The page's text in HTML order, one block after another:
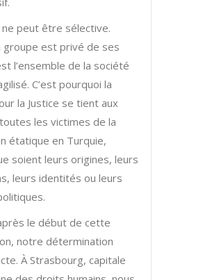
ne peut être sélective.
groupe est privé de ses
l’ensemble de la société
C’est pourquoi la
la Justice se tient aux
les victimes de la
étatique en Turquie,
soient leurs origines, leurs
leurs identités ou leurs
le début de cette
notre détermination
À Strasbourg, capitale